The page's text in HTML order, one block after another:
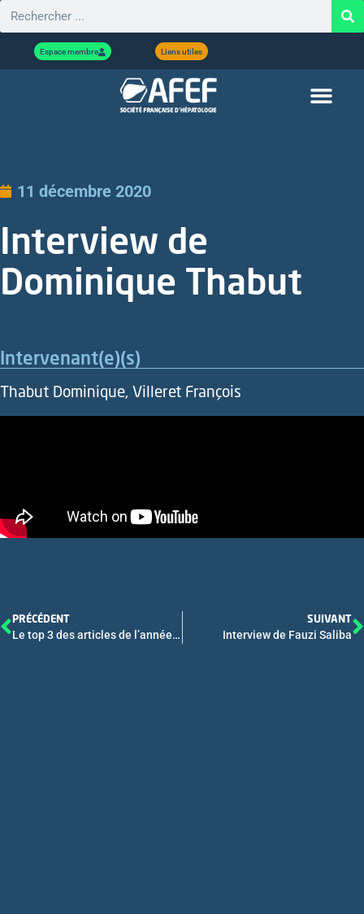
Espace membre Liens utiles
11 décembre 2020
Interview de
Dominique Thabut
Intervenant(e)(s)
Thabut Dominique, Villeret François
PRÉCÉDENT
Le top 3 des articles de l’année – 1
SUIVANT
Interview de Fauzi Saliba